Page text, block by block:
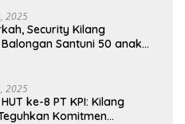
2025
Security Kilang
Santuni 50 anak
2025
ke-8 PT KPI: Kilang
Komitmen